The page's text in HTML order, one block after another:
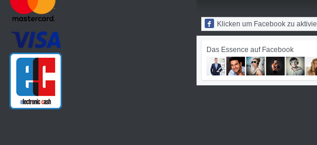
Klicken um Facebook zu
Das Essence auf Facebook